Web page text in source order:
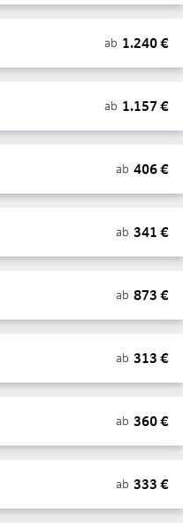
ab 1.240€
ab 1.157 €
ab 406€
ab 341 €
ab 873 €
ab 313 €
ab 360€
ab 333 €